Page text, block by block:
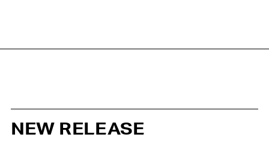
NEW RELEASE